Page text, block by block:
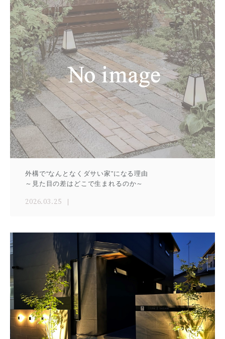
外構で“なんとなくダサい家”になる理由
～見た目の差はどこで生まれるのか～
2026.03.25